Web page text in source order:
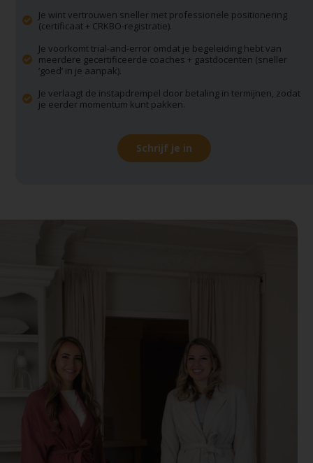
Je wint vertrouwen sneller met professionele positionering
(certificaat + CRKBO-registratie).
Je voorkomt trial-and-error omdat je begeleiding hebt van
meerdere gecertificeerde coaches + gastdocenten (sneller
‘goed’ in je aanpak).
Je verlaagt de instapdrempel door betaling in termijnen, zodat
je eerder momentum kunt pakken.
Schrijf je in